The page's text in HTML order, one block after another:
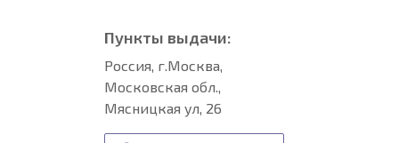
Пункты выдачи:
Россия, г.Москва,
Московская обл.,
Мясницкая ул, 26